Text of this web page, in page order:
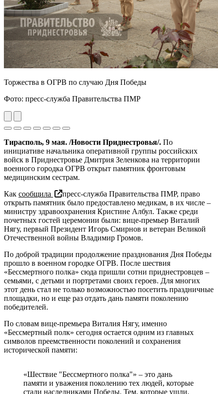
Торжества в ОГРВ по случаю Дня Победы
Фото: пресс-служба Правительства ПМР
Previous
Next
Тирасполь, 9 мая. /Новости Приднестровья/. По
инициативе начальника оперативной группы российских
войск в Приднестровье Дмитрия Зеленкова на территории
военного городка ОГРВ открыт памятник фронтовым
медицинским сестрам.
Как сообщила
пресс-служба Правительства ПМР, право
открыть памятник было предоставлено медикам, в их числе –
министру здравоохранения Кристине Албул. Также среди
почетных гостей церемонии были: вице-премьер Виталий
Нягу, первый Президент Игорь Смирнов и ветеран Великой
Отечественной войны Владимир Громов.
По доброй традиции продолжение празднования Дня Победы
прошло в военном городке ОГРВ. После шествия
«Бессмертного полка» сюда пришли сотни приднестровцев –
семьями, с детьми и портретами своих героев. Для многих
этот день стал не только возможностью посетить праздничные
площадки, но и еще раз отдать дань памяти поколению
победителей.
По словам вице-премьера Виталия Нягу, именно
«Бессмертный полк» сегодня остается одним из главных
символов преемственности поколений и сохранения
исторической памяти:
«Шествие "Бессмертного полка"» – это дань
памяти и уважения поколению тех людей, которые
стали наследниками Победы. Тем, которые ушли,